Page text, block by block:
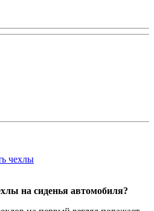
чехлы
на сиденья автомобиля?